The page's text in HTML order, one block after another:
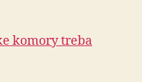
komory treba